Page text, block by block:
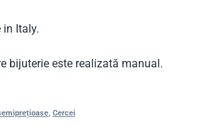
Italy.
bijuterie este realizată manual.
, Cercei